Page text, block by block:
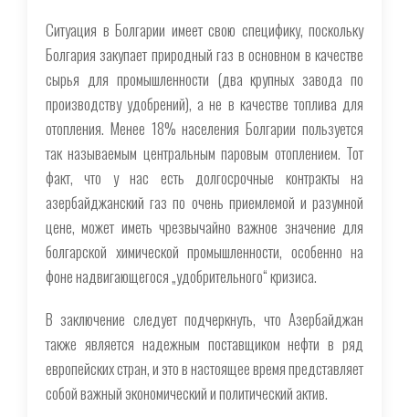
Ситуация в Болгарии имеет свою специфику, поскольку
Болгария закупает природный газ в основном в качестве
сырья для промышленности (два крупных завода по
производству удобрений), а не в качестве топлива для
отопления. Менее 18% населения Болгарии пользуется
так называемым центральным паровым отоплением. Тот
факт, что у нас есть долгосрочные контракты на
азербайджанский газ по очень приемлемой и разумной
цене, может иметь чрезвычайно важное значение для
болгарской химической промышленности, особенно на
фоне надвигающегося „удобрительного“ кризиса.
В заключение следует подчеркнуть, что Азербайджан
также является надежным поставщиком нефти в ряд
европейских стран, и это в настоящее время представляет
собой важный экономический и политический актив.